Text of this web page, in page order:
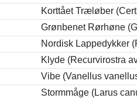
Korttået Træløber
Grønbenet Rørhøne
Nordisk Lappedykker
Klyde (Recurvirostra
Vibe (Vanellus
Stormmåge (Larus